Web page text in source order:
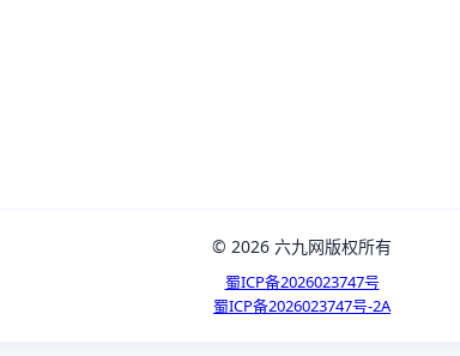
© 2026 六九网版权所有
蜀ICP备2026023747号
蜀ICP备2026023747号-2A